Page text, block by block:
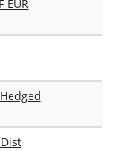
EUR